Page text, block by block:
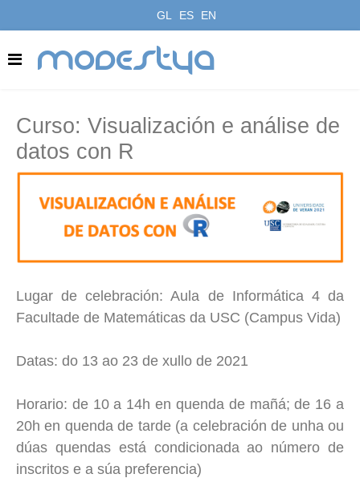
GL ES EN
modestya
Curso: Visualización e análise de
datos con R
Lugar de celebración: Aula de Informática 4 da
Facultade de Matemáticas da USC (Campus Vida)
Datas: do 13 ao 23 de xullo de 2021
Horario: de 10 a 14h en quenda de mañá; de 16 a
20h en quenda de tarde (a celebración de unha ou
dúas quendas está condicionada ao número de
inscritos e a súa preferencia)